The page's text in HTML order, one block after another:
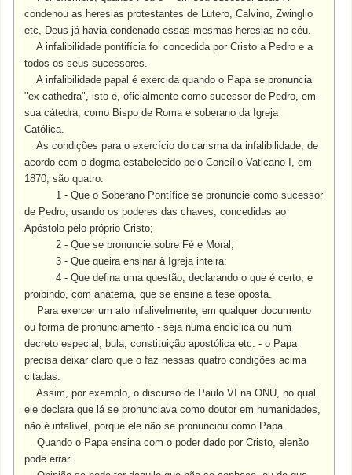
condenou as heresias protestantes de Lutero, Calvino, Zwinglio
etc, Deus já havia condenado essas mesmas heresias no céu.
A infalibilidade pontifícia foi concedida por Cristo a Pedro e a
todos os seus sucessores.
A infalibilidade papal é exercida quando o Papa se pronuncia
"ex-cathedra", isto é, oficialmente como sucessor de Pedro, em
sua cátedra, como Bispo de Roma e soberano da Igreja
Católica.
As condições para o exercício do carisma da infalibilidade, de
acordo com o dogma estabelecido pelo Concílio Vaticano I, em
1870, são quatro:
1 - Que o Soberano Pontífice se pronuncie como sucessor
de Pedro, usando os poderes das chaves, concedidas ao
Apóstolo pelo próprio Cristo;
2 - Que se pronuncie sobre Fé e Moral;
3 - Que queira ensinar à Igreja inteira;
4 - Que defina uma questão, declarando o que é certo, e
proibindo, com anátema, que se ensine a tese oposta.
Para exercer um ato infalivelmente, em qualquer documento
ou forma de pronunciamento - seja numa encíclica ou num
decreto especial, bula, constituição apostólica etc. - o Papa
precisa deixar claro que o faz nessas quatro condições acima
citadas.
Assim, por exemplo, o discurso de Paulo VI na ONU, no qual
ele declara que lá se pronunciava como doutor em humanidades,
não é infalível, porque ele não se pronunciou como Papa.
Quando o Papa ensina com o poder dado por Cristo, elenão
pode errar.